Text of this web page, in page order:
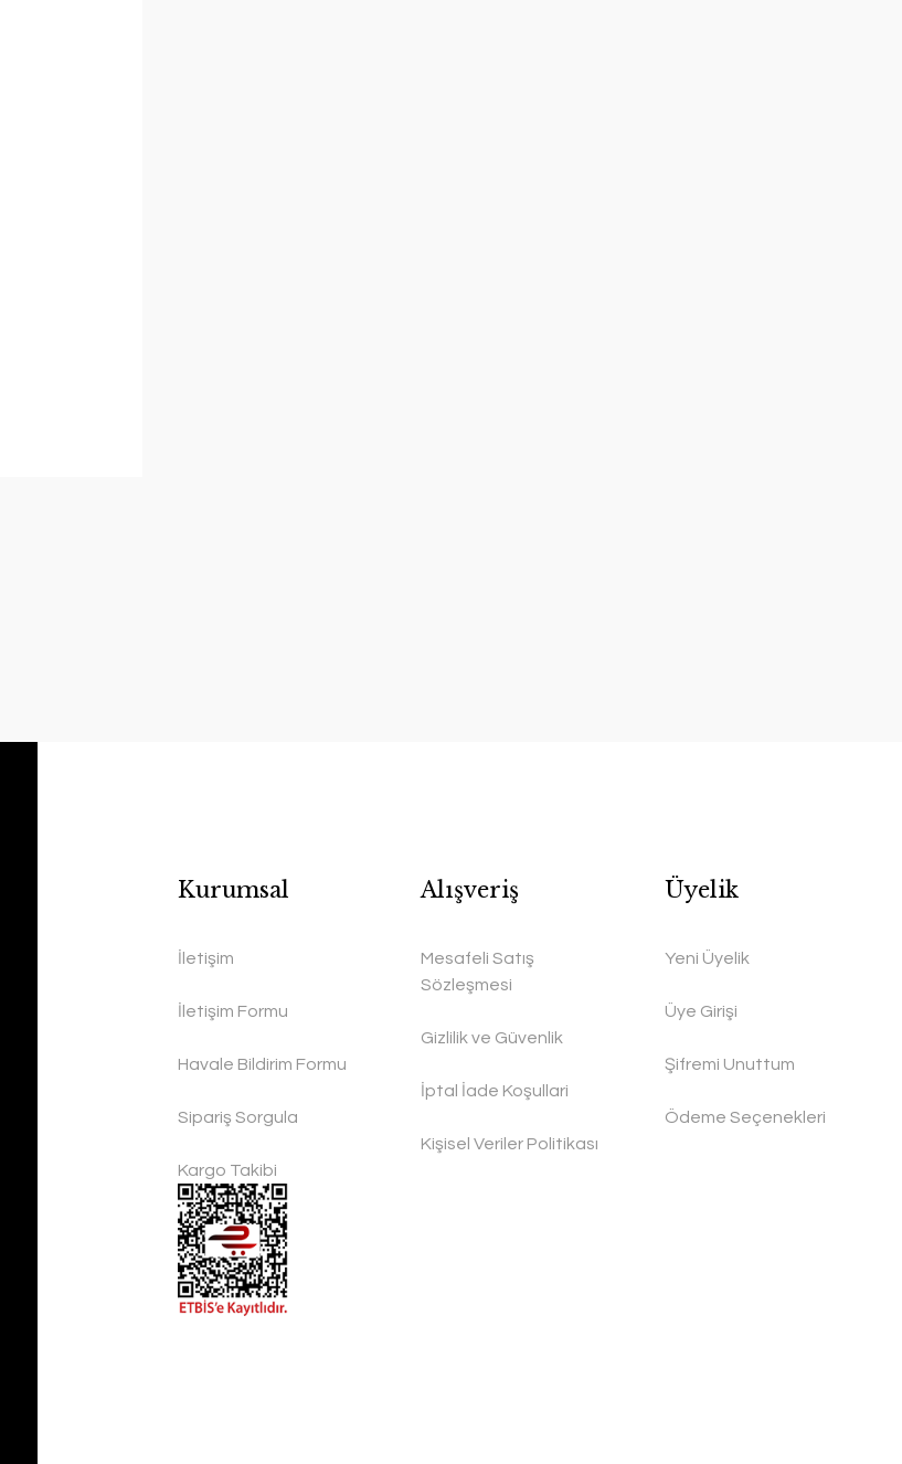
El Yapımı Eskitme Bakır Cezve Seti 4 lü
Handygoo Spice Box Bakır Baharatlık Seti
Kurumsal
İletişim
İletişim Formu
Havale Bildirim Formu
Sipariş Sorgula
Kargo Takibi
Alışveriş
Mesafeli Satış
Sözleşmesi
Gizlilik ve Güvenlik
İptal İade Koşullari
Kişisel Veriler Politikası
Üyelik
Yeni Üyelik
Üye Girişi
Şifremi Unuttum
Ödeme Seçenekleri